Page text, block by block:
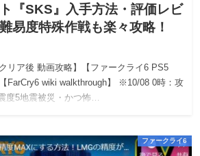
『SKS』入手方法・評価レビ
易度特殊作戦も楽々攻略！
リア後 動画攻略】【ファークライ6 PS5
FarCry6 wiki walkthrough】 ※10/08 0時：攻
度5地震被災・かつ怖…
ファークライ6